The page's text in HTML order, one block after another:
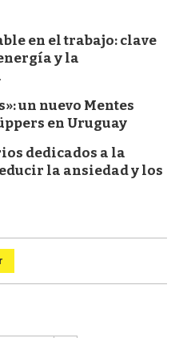
en el trabajo: clave
y la
un nuevo Mentes
en Uruguay
dedicados a la
la ansiedad y los